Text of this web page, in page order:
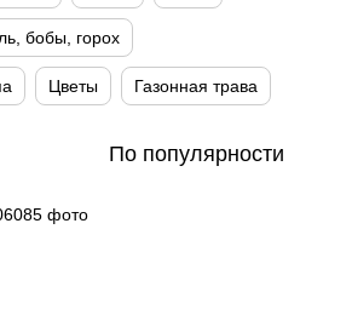
бобы, горох
Цветы Газонная трава
По популярности